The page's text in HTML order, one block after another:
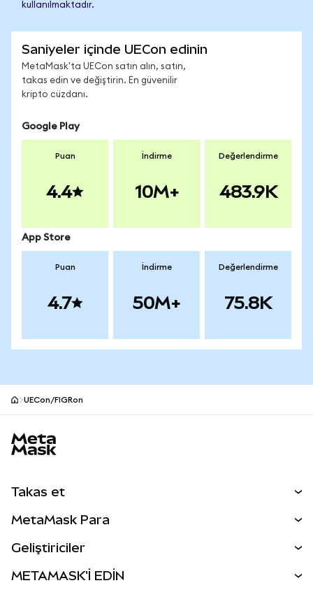
kullanılmaktadır.
Saniyeler içinde UECon edinin
MetaMask'ta UECon satın alın, satın,
takas edin ve değiştirin. En güvenilir
kripto cüzdanı.
Google Play
Puan
4.4
İndirme
10M+
Değerlendirme
483.9K
App Store
Puan
4.7
İndirme
50M+
Değerlendirme
75.8K
UECon/FIGRon
Takas et
Perps
RWA'lar
MetaMask Para
Geliştiriciler
METAMASK'İ EDİN